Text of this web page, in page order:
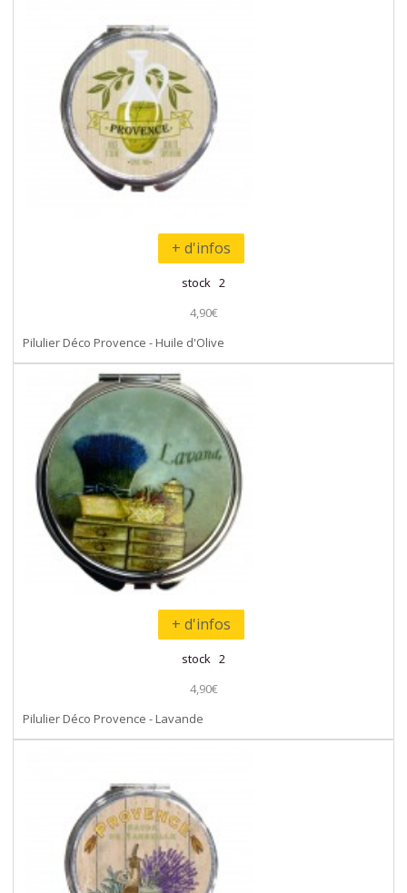
+ d'infos
stock 2
4,90€
Pilulier Déco Provence - Huile d'Olive
+ d'infos
stock 2
4,90€
Pilulier Déco Provence - Lavande